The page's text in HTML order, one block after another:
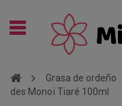
Grasa de ordeño
des Monoï Tiaré 100ml